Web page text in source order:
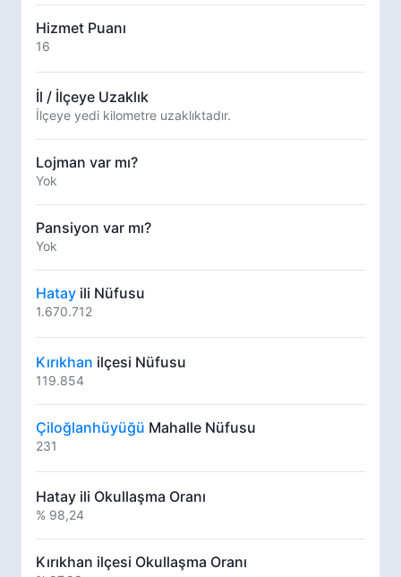
Hizmet Puanı
16
İl / İlçeye Uzaklık
İlçeye yedi kilometre uzaklıktadır.
Lojman var mı?
Yok
Pansiyon var mı?
Yok
Hatay ili Nüfusu
1.670.712
Kırıkhan ilçesi Nüfusu
119.854
Çiloğlanhüyüğü Mahalle Nüfusu
231
Hatay ili Okullaşma Oranı
% 98,24
Kırıkhan ilçesi Okullaşma Oranı